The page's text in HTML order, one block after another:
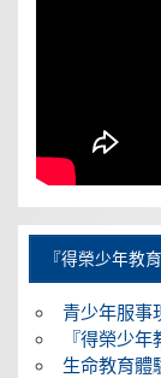
『得榮少年教
青少年服事
『得榮少
生命教育體